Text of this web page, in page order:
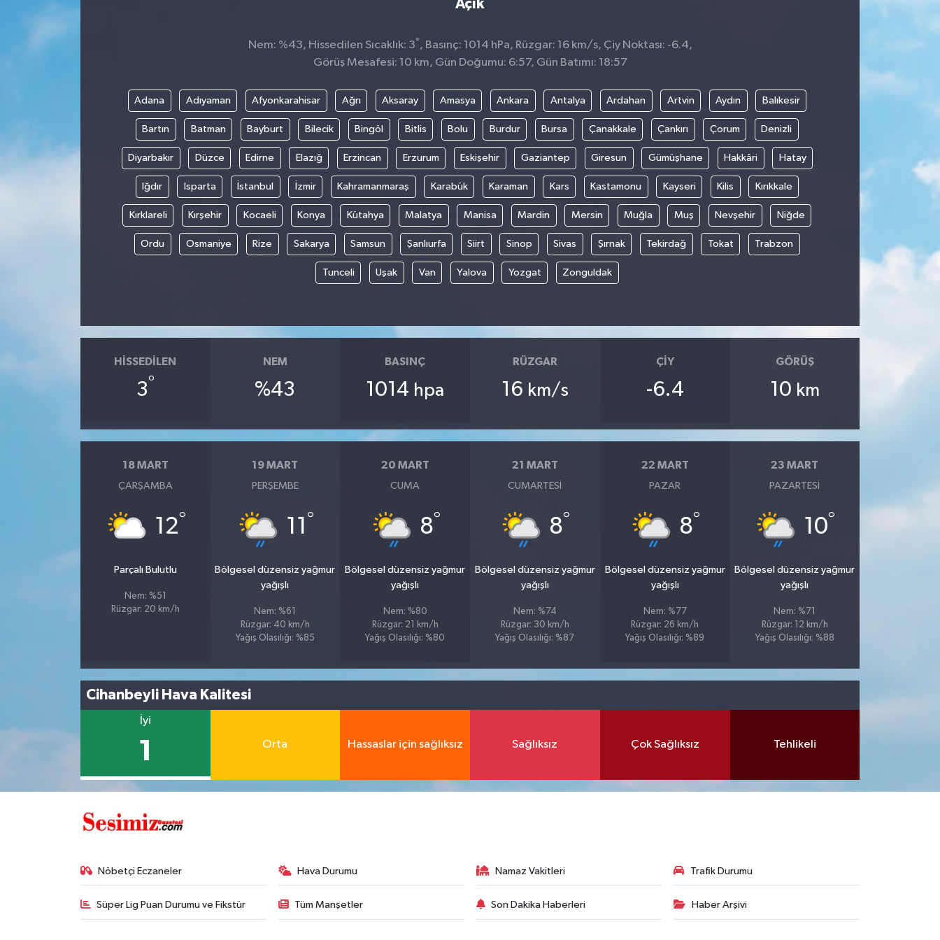
Açık
Nem: %43, Hissedilen Sıcaklık: 3° , Basınç: 1014 hPa, Rüzgar: 16 km/s, Çiy Noktası: -6.4,
Görüş Mesafesi: 10 km, Gün Doğumu: 6:57, Gün Batımı: 18:57
Adana Adıyaman Afyonkarahisar Ağrı Aksaray Amasya Ankara Antalya Ardahan Artvin Aydın Balıkesir
Bartın Batman Bayburt Bilecik Bingöl Bitlis Bolu Burdur Bursa Çanakkale Çankırı Çorum Denizli
Diyarbakır Düzce Edirne Elazığ Erzincan Erzurum Eskişehir Gaziantep Giresun Gümüşhane Hakkâri Hatay
Iğdır Isparta İstanbul İzmir Kahramanmaraş Karabük Karaman Kars Kastamonu Kayseri Kilis Kırıkkale
Kırklareli Kırşehir Kocaeli Konya Kütahya Malatya Manisa Mardin Mersin Muğla Muş Nevşehir Niğde
Ordu Osmaniye Rize Sakarya Samsun Şanlıurfa Siirt Sinop Sivas Şırnak Tekirdağ Tokat Trabzon
Tunceli Uşak Van Yalova Yozgat Zonguldak
HISSEDILEN
3°
NEM
%43
BASINÇ
1014 hpa
RÜZGAR
16 km/s
ÇIY
-6.4
GÖRÜŞ
10 km
18 MART
ÇARŞAMBA
12°
Parçalı Bulutlu
Nem: %51
Rüzgar: 20 km/h
19 MART
PERŞEMBE
11 °
Bölgesel düzensiz yağmur
yağışlı
Nem: %61
Rüzgar: 40 km/h
Yağış Olasılığı: %85
20 MART
CUMA
8°
Bölgesel düzensiz yağmur
yağışlı
Nem: %80
Rüzgar: 21 km/h
Yağış Olasılığı: %80
21 MART
CUMARTESI
8°
Bölgesel düzensiz yağmur
yağışlı
Nem: %74
Rüzgar: 30 km/h
Yağış Olasılığı: %87
22 MART
PAZAR
8°
Bölgesel düzensiz yağmur
yağışlı
Nem: %77
Rüzgar: 26 km/h
Yağış Olasılığı: %89
23 MART
PAZARTESI
10°
Bölgesel düzensiz yağmur
yağışlı
Nem: %71
Rüzgar: 12 km/h
Yağış Olasılığı: %88
Cihanbeyli Hava Kalitesi
İyi
1 Orta Hassaslar için sağlıksız Sağlıksız Çok Sağlıksız Tehlikeli
Nöbetçi Eczaneler Hava Durumu Namaz Vakitleri Trafik Durumu
Süper Lig Puan Durumu ve Fikstür Tüm Manşetler Son Dakika Haberleri Haber Arşivi